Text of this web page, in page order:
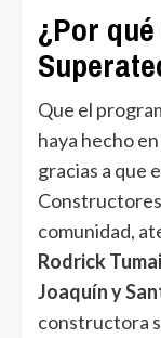
¿Por
Que el
haya hecho
gracias a que
comunidad,
Rodrick
Joaquín y
constructora